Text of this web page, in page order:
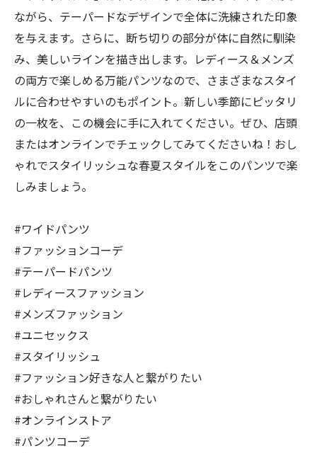
ながら、テーパードなデザインで全体に洗練された印象
を与えます。さらに、断ち切りの部分が体に自然に馴染
み、美しいラインを描き出します。レディース＆メンズ
の両方で楽しめる万能パンツなので、さまざまなスタイ
ルに合わせやすいのもポイント。新しい季節にピッタリ
の一枚を、この機会に手に入れてください。ぜひ、店頭
またはオンラインでチェックしてみてくださいね！おし
ゃれでスタイリッシュな春夏スタイルをこのパンツで楽
しみましょう。
#ワイドパンツ
#ファッションコーデ
#テーパードパンツ
#レディースファッション
#メンズファッション
#ユニセックス
#スタイリッシュ
#ファッション好きな人と繋がりたい
#おしゃれさんと繋がりたい
#オンラインストア
#パンツコーデ